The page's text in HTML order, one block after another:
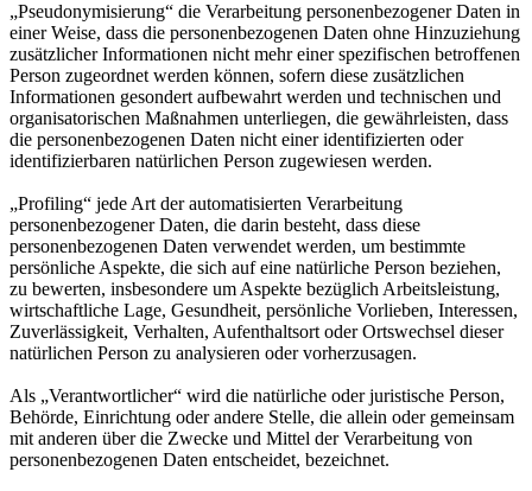
„Pseudonymisierung“ die Verarbeitung personenbezogener Daten in
einer Weise, dass die personenbezogenen Daten ohne Hinzuziehung
zusätzlicher Informationen nicht mehr einer spezifischen betroffenen
Person zugeordnet werden können, sofern diese zusätzlichen
Informationen gesondert aufbewahrt werden und technischen und
organisatorischen Maßnahmen unterliegen, die gewährleisten, dass
die personenbezogenen Daten nicht einer identifizierten oder
identifizierbaren natürlichen Person zugewiesen werden.
„Profiling“ jede Art der automatisierten Verarbeitung
personenbezogener Daten, die darin besteht, dass diese
personenbezogenen Daten verwendet werden, um bestimmte
persönliche Aspekte, die sich auf eine natürliche Person beziehen,
zu bewerten, insbesondere um Aspekte bezüglich Arbeitsleistung,
wirtschaftliche Lage, Gesundheit, persönliche Vorlieben, Interessen,
Zuverlässigkeit, Verhalten, Aufenthaltsort oder Ortswechsel dieser
natürlichen Person zu analysieren oder vorherzusagen.
Als „Verantwortlicher“ wird die natürliche oder juristische Person,
Behörde, Einrichtung oder andere Stelle, die allein oder gemeinsam
mit anderen über die Zwecke und Mittel der Verarbeitung von
personenbezogenen Daten entscheidet, bezeichnet.